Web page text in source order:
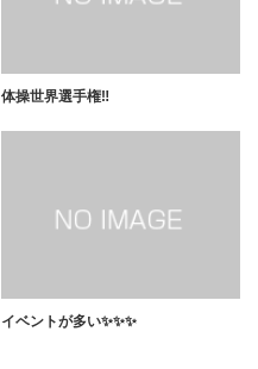
体操世界選手権‼️
イベントが多い✨✨✨